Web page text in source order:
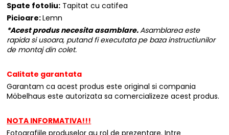
Spate fotoliu: Tapitat cu catifea
Picioare:Lemn
*Acest produs necesita asamblare.Asamblarea este
rapida si usoara, putand fi executata pe baza instructiunilor
de montaj din colet.
Calitate garantata
Garantam ca acest produs este original si compania
Möbelhaus este autorizata sa comercializeze acest produs.
NOTA INFORMATIVA!!!